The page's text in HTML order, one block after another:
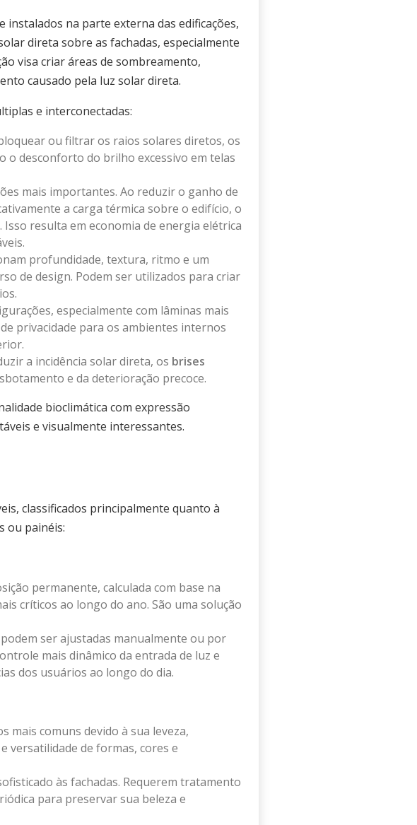
na parte externa das edificações,
direta sobre as fachadas, especialmente
visa criar áreas de sombreamento,
causado pela luz solar direta.
e interconectadas:
ou filtrar os raios solares diretos, os
desconforto do brilho excessivo em telas
mais importantes. Ao reduzir o ganho de
a carga térmica sobre o edifício, o
Isso resulta em economia de energia elétrica
profundidade, textura, ritmo e um
de design. Podem ser utilizados para criar
especialmente com lâminas mais
privacidade para os ambientes internos
a incidência solar direta, os brises
e da deterioração precoce.
bioclimática com expressão
e visualmente interessantes.
classificados principalmente quanto à
ou painéis:
permanente, calculada com base na
críticos ao longo do ano. São uma solução
ser ajustadas manualmente ou por
mais dinâmico da entrada de luz e
dos usuários ao longo do dia.
mais comuns devido à sua leveza,
versatilidade de formas, cores e
às fachadas. Requerem tratamento
para preservar sua beleza e